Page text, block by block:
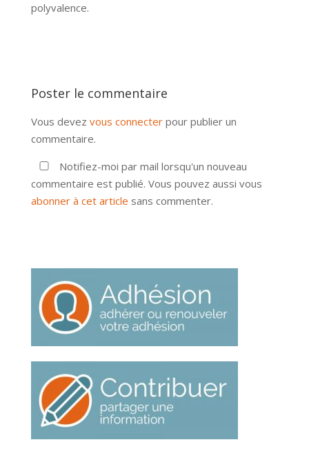
polyvalence.
Poster le commentaire
Vous devez vous connecterpour publier un
commentaire.
Notifiez-moi par mail lorsqu'un nouveau
commentaire est publié. Vous pouvez aussi vous
abonner à cet article sans commenter.